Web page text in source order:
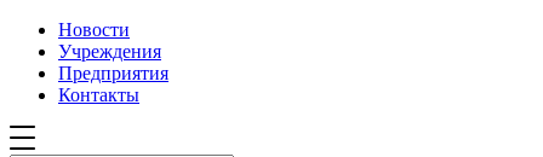
Новости
Учреждения
Предприятия
Контакты